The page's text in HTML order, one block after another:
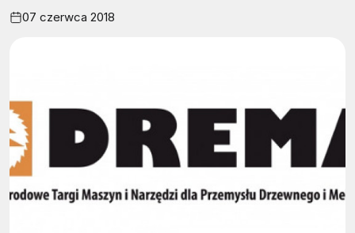
07 czerwca 2018